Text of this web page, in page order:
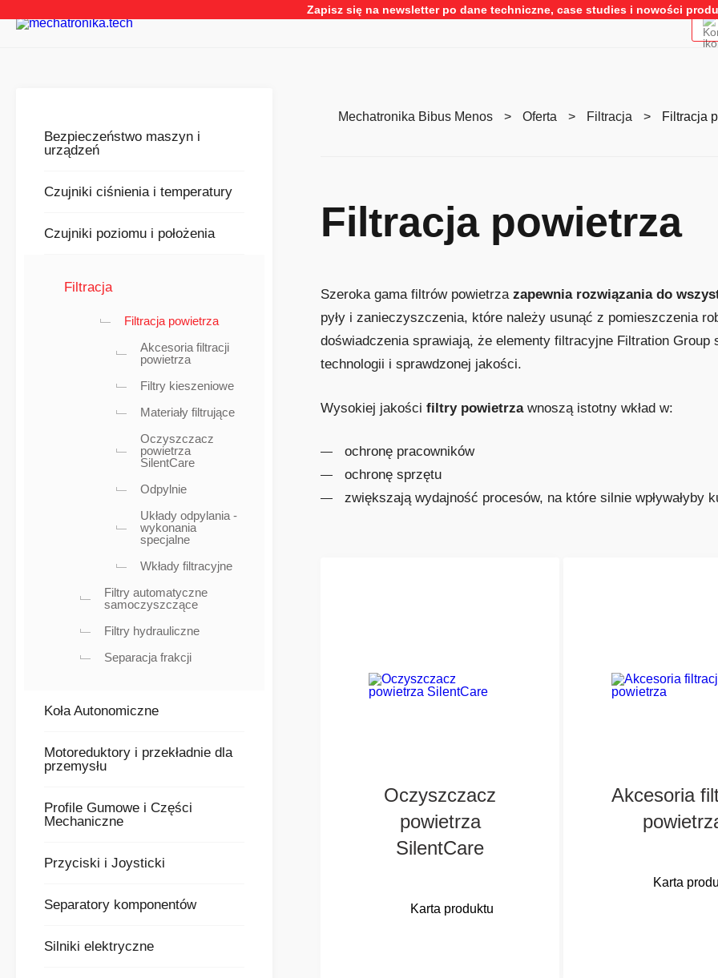
Zapisz się na newsletter po dane techniczne, case studies i nowości
do
Bezpieczeństwo maszyn i
urządzeń
Czujniki ciśnienia i temperatury
Czujniki poziomu i położenia
Filtracja
Filtracja powietrza
Akcesoria filtracji
powietrza
Filtry kieszeniowe
Materiały filtrujące
Oczyszczacz
powietrza
SilentCare
Odpylnie
Układy odpylania -
wykonania
specjalne
Wkłady filtracyjne
Filtry automatyczne
samoczyszczące
Filtry hydrauliczne
Separacja frakcji
Koła Autonomiczne
Motoreduktory i przekładnie dla
przemysłu
Profile Gumowe i Części
Mechaniczne
Przyciski i Joysticki
Separatory komponentów
Silniki elektryczne
Mechatronika Bibus Menos > Oferta > Filtracja > Filtracja
Filtracja powietrza
Szeroka gama filtrów powietrza zapewnia rozwiązania do
pyły i zanieczyszczenia, które należy usunąć z pomieszczenia
doświadczenia sprawiają, że elementy filtracyjne Filtration Group
technologii i sprawdzonej jakości.
Wysokiej jakości filtry powietrzawnoszą istotny wkład w:
ochronę pracowników
ochronę sprzętu
zwiększają wydajność procesów, na które silnie wpływałyby
Oczyszczacz
powietrza
SilentCare
Karta produktu
Akcesoria
Karta